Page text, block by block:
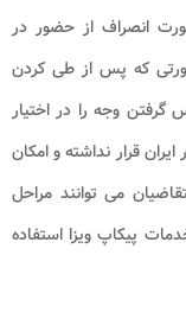
انصراف از حضور در
که پس از طی کردن
وجه را در اختیار
ایران قرار نداشته و امکان
می توانند مراحل
پیکاپ ویزا استفاده